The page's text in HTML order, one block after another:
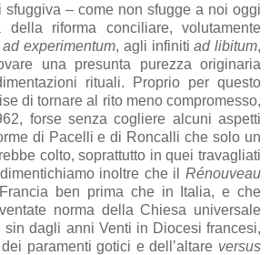
sfuggiva – come non sfugge a noi oggi
della riforma conciliare, volutamente
ad experimentum, agli infinitiad libitum,
una presunta purezza originaria
rituali. Proprio per questo
di tornare al rito meno compromesso,
forse senza cogliere alcuni aspetti
di Pacelli e di Roncalli che solo un
colto, soprattutto in quei travagliati
inoltre che il Rénouveau
ben prima che in Italia, e che
norma della Chiesa universale
sin dagli anni Venti in Diocesi francesi,
paramenti gotici e dell’altare versus